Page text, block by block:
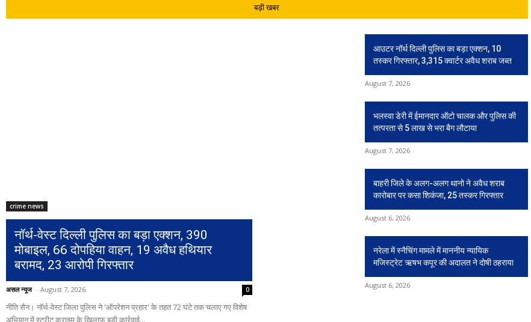
बड़ी खबर
crime news
नॉर्थ-वेस्ट दिल्ली पुलिस का बड़ा एक्शन, 390
मोबाइल, 66 दोपहिया वाहन, 19 अवैध हथियार
बरामद, 23 आरोपी गिरफ्तार
असल न्यूज - August 7, 2026 0
नीति सैन। नॉर्थ-वेस्ट जिला पुलिस ने 'ऑपरेशन प्रहार' के तहत 72 घंटे तक चलाए गए विशेष
अभियान में स्ट्रीट क्राइम के खिलाफ बड़ी कार्रवाई...
आउटर नॉर्थ दिल्ली पुलिस का बड़ा एक्शन, 10
तस्कर गिरफ्तार, 3,315 क्वार्टर अवैध शराब जब्त
August 7, 2026
भलस्वा डेरी में ईमानदार ऑटो चालक और पुलिस की
तत्परता से 5 लाख से भरा बैग लौटाया
August 7, 2026
बाहरी जिले के अलग-अलग थानो ने अवैध शराब
कारोबार पर कसा शिकंजा, 25 तस्कर गिरफ्तार
August 6, 2026
नरेला में स्नैचिंग मामले में माननीय न्यायिक
मजिस्ट्रेट ऋषभ कपूर की अदालत ने दोषी ठहराया
August 6, 2026